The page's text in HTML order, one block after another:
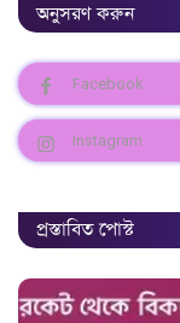
অনুসরণ করুন
Facebook
Instagram
প্রস্তাবিত পোস্ট